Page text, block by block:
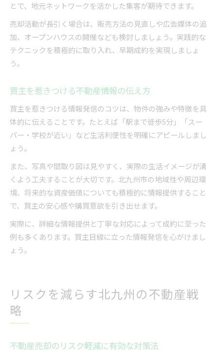
とで、地元ネットワークを活かした集客が期待できます。
売却活動が長引く場合は、販売方法の見直しや広告媒体の追
加、オープンハウスの開催なども検討しましょう。実践的な
テクニックを積極的に取り入れ、早期成約を実現しましょ
う。
買主を惹きつける不動産情報の伝え方
買主を惹きつける情報発信のコツは、物件の強みや特徴を具
体的に伝えることです。たとえば「駅まで徒歩5分」「スー
パー・学校が近い」など生活利便性を明確にアピールしまし
ょう。
また、写真や間取り図は見やすく、実際の生活イメージが湧
くよう工夫することが大切です。北九州市の地域性や周辺環
境、将来的な資産価値についても積極的に情報提供すること
で、買主の安心感や購買意欲を引き出せます。
実際に、詳細な情報提供と丁寧な対応によって成約に至った
例も多くあります。買主目線に立った情報発信を心がけまし
ょう。
リスクを減らす北九州の不動産戦
略
不動産売却のリスク軽減に有効な対策法